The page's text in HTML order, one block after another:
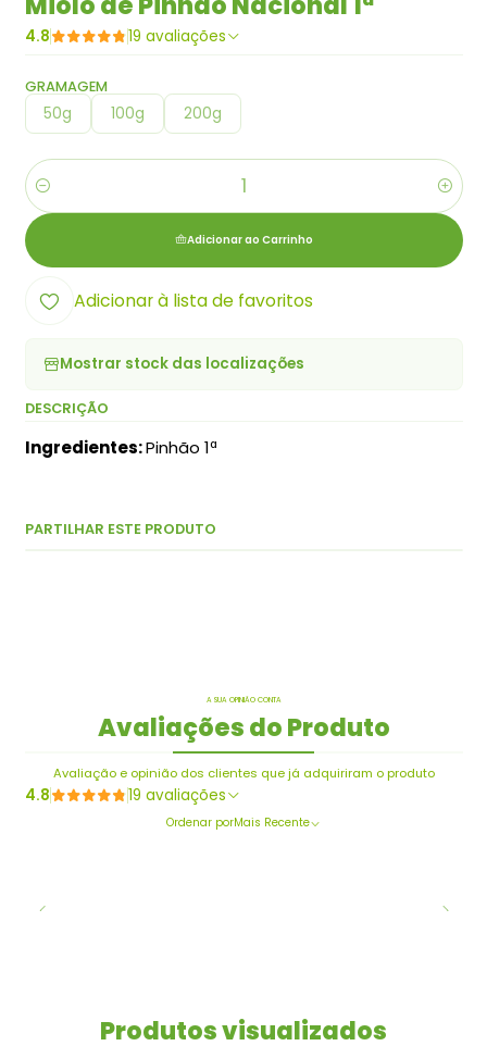
4.8 19 avaliações
GRAMAGEM
50g 100g 200g
Quantidade
Adicionar ao Carrinho
Adicionar à lista de favoritos
Mostrar stock das localizações
DESCRIÇÃO
Ingredientes:Pinhão 1ª
PARTILHAR ESTE PRODUTO
A SUA OPINIÃO CONTA
Avaliações do Produto
Avaliação e opinião dos clientes que já adquiriram o produto
4.8 19 avaliações
Ordenar porMais Recente
Produtos visualizados